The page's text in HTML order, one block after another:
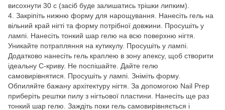
висохнути 30 с (засіб буде залишатись трішки липким).
4. Закріпіть нижню форму для нарощування. Нанесіть гель на
вільний край нігті та форму потрібної довжини. Просушіть у
лампі. Нанесіть тонкий шар гелю на всю поверхню нігтя.
Уникайте потрапляння на кутикулу. Просушіть у лампі.
Додатково нанесіть гель краплею в зону апексу, щоб створити
ідеальну С-криву. Не поспішайте. Дайте гелю
самовирівнятися. Просушіть у лампі. Зніміть форму.
Обпиляйте бажану архітектуру нігтя. За допомогою Nail Prep
приберіть рештки пилу з нігтьової пластини. Нанесіть ще раз
тонкий шар гелю. Заждіть поки гель самовирівняється і